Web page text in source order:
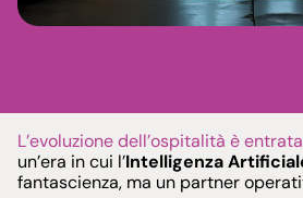
L’evoluzione dell’ospitalità è
un’era in cui l’Intelligenza
fantascienza, ma un partner